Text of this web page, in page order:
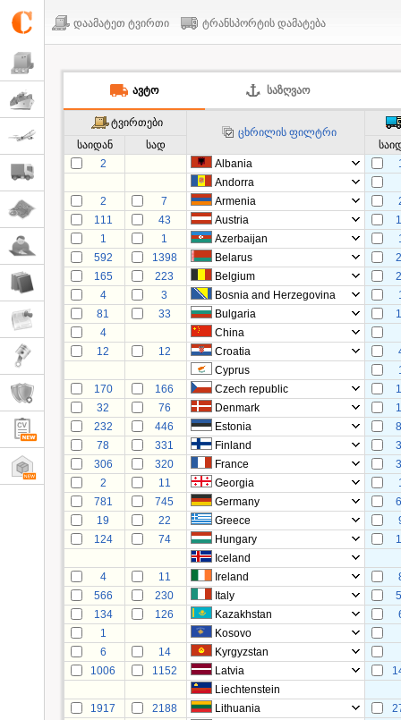
დაამატეთ ტვირთი ტრანსპორტის დამატება
ᲐᲕᲢᲝ ᲡᲐᲖᲦᲕᲐᲝ
ტვირთები
ცხრილის ფილტრი
საიდან
სად
2
Albania
Andorra
2
7 Armenia
111
43 Austria
1
1 Azerbaijan
592
1398 Belarus
165
223 Belgium
4
3 Bosnia and Herzegovina
81
33 Bulgaria
4
China
12
12 Croatia
Cyprus
170
166 Czech republic
32
76 Denmark
232
446 Estonia
78
331 Finland
306
320 France
2
11 Georgia
781
745 Germany
19
22 Greece
124
74 Hungary
Iceland
4
11 Ireland
566
230 Italy
134
126 Kazakhstan
1
Kosovo
6
14
Kyrgyzstan
1006
1152 Latvia
Liechtenstein
1917
2188 Lithuania